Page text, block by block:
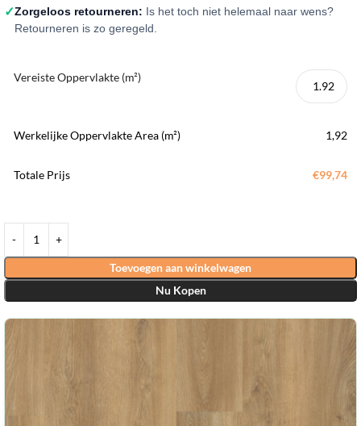
✓Zorgeloos retourneren: Is het toch niet helemaal naar wens?
Retourneren is zo geregeld.
Vereiste Oppervlakte (m²)
Werkelijke Oppervlakte Area (m²) 1,92
Totale Prijs €99,74
Toevoegen aan winkelwagen
Nu Kopen